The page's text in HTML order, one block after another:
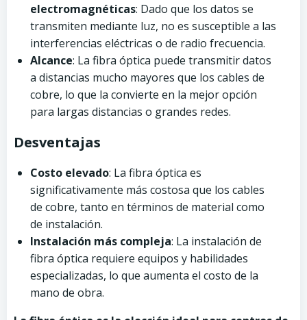
electromagnéticas: Dado que los datos se
transmiten mediante luz, no es susceptible a las
interferencias eléctricas o de radio frecuencia.
Alcance: La fibra óptica puede transmitir datos
a distancias mucho mayores que los cables de
cobre, lo que la convierte en la mejor opción
para largas distancias o grandes redes.
Desventajas
Costo elevado: La fibra óptica es
significativamente más costosa que los cables
de cobre, tanto en términos de material como
de instalación.
Instalación más compleja: La instalación de
fibra óptica requiere equipos y habilidades
especializadas, lo que aumenta el costo de la
mano de obra.